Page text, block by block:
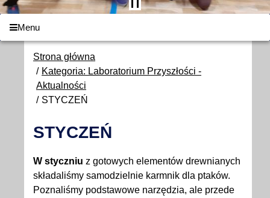
Menu
Strona główna
Kategoria: Laboratorium Przyszłości -
Aktualności
STYCZEŃ
STYCZEŃ
W styczniu z gotowych elementów drewnianych
składaliśmy samodzielnie karmnik dla ptaków.
Poznaliśmy podstawowe narzędzia, ale przede